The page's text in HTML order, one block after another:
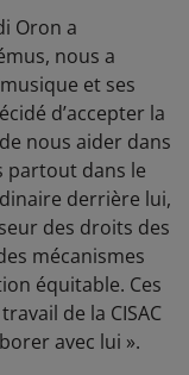
Oron a
nous a
et ses
d’accepter la
nous aider dans
partout dans le
derrière lui,
des droits des
mécanismes
équitable. Ces
de la CISAC
avec lui ».